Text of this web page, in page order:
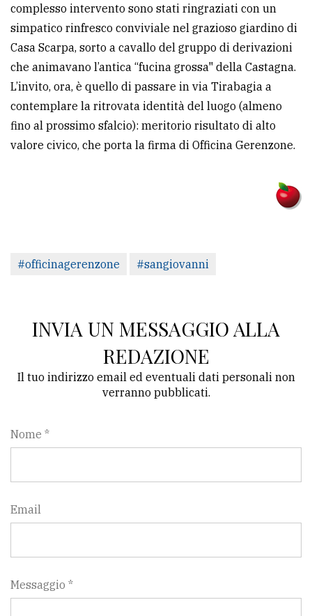
complesso intervento sono stati ringraziati con un
simpatico rinfresco conviviale nel grazioso giardino di
Casa Scarpa, sorto a cavallo del gruppo di derivazioni
che animavano l’antica “fucina grossa" della Castagna.
L’invito, ora, è quello di passare in via Tirabagia a
contemplare la ritrovata identità del luogo (almeno
fino al prossimo sfalcio): meritorio risultato di alto
valore civico, che porta la firma di Officina Gerenzone.
#officinagerenzone #sangiovanni
INVIA UN MESSAGGIO ALLA
REDAZIONE
Il tuo indirizzo email ed eventuali dati personali non
verranno pubblicati.
Nome *
Email
Messaggio *